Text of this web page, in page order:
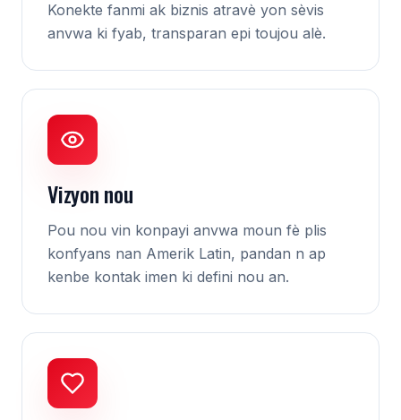
Konekte fanmi ak biznis atravè yon sèvis
anvwa ki fyab, transparan epi toujou alè.
Vizyon nou
Pou nou vin konpayi anvwa moun fè plis
konfyans nan Amerik Latin, pandan n ap
kenbe kontak imen ki defini nou an.